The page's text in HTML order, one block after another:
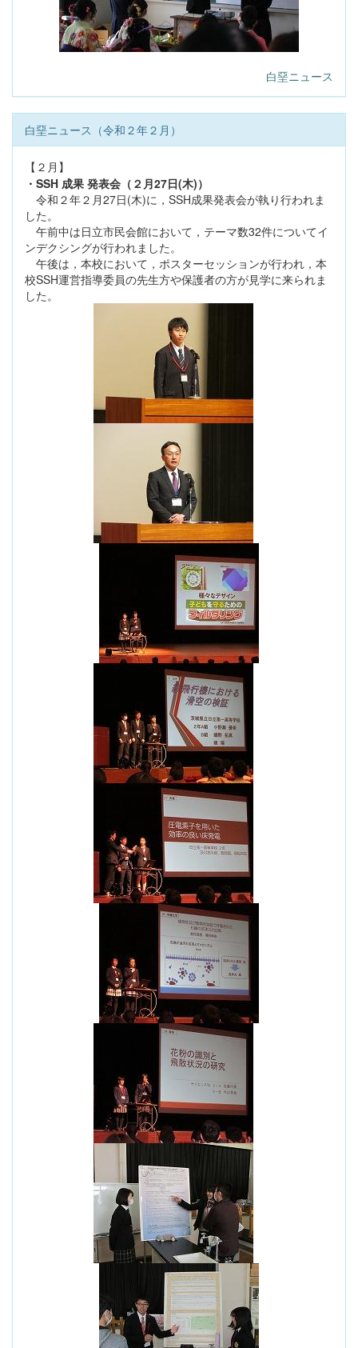
白堊ニュース
白堊ニュース（令和２年２月）
【２月】
・SSH 成果 発表会（２月27日(木)）
令和２年２月27日(木)に，SSH成果発表会が執り行われま
した。
午前中は日立市民会館において，テーマ数32件についてイ
ンデクシングが行われました。
午後は，本校において，ポスターセッションが行われ，本
校SSH運営指導委員の先生方や保護者の方が見学に来られま
した。